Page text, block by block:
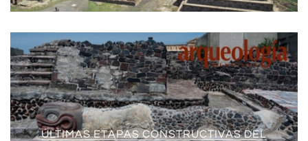
ÚLTIMAS ETAPAS CONSTRUCTIVAS DEL